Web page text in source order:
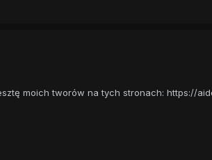
moich tworów na tych stronach: https://